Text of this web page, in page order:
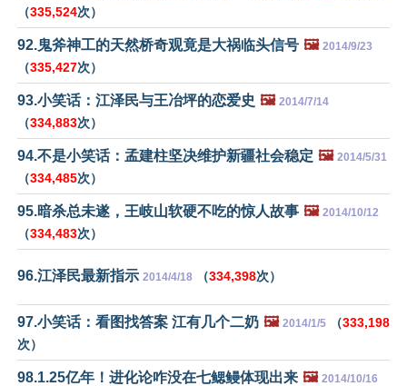
（335,524次）
92.鬼斧神工的天然桥奇观竟是大祸临头信号 🖼️ 2014/9/23
（335,427次）
93.小笑话：江泽民与王冶坪的恋爱史 🖼️ 2014/7/14
（334,883次）
94.不是小笑话：孟建柱坚决维护新疆社会稳定 🖼️ 2014/5/31
（334,485次）
95.暗杀总未遂，王岐山软硬不吃的惊人故事 🖼️ 2014/10/12
（334,483次）
96.江泽民最新指示 2014/4/18 （334,398次）
97.小笑话：看图找答案 江有几个二奶 🖼️ 2014/1/5 （333,198
次）
98.1.25亿年！进化论咋没在七鳃鳗体现出来 🖼️ 2014/10/16